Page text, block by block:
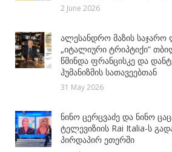
2 June 2026
ალესანდრო მაზის საჯარო
„იტალიური ტრიპტიქი“
წმინდა ფრანცისკე და
ჰუმანიზმის სათავეებთან
31 May 2026
ნინო ცერცვაძე და ნინო
ტელევიზიის Rai Italia-ს
პირდაპირ ეთერში